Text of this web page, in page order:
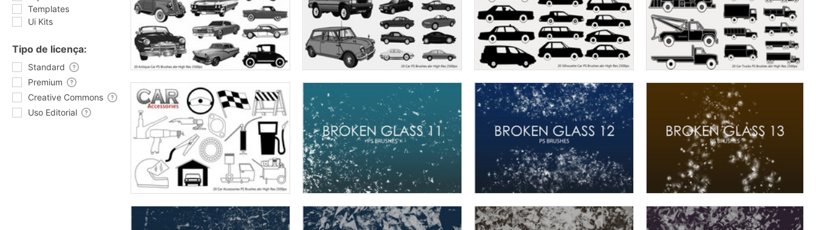
Templates
Ui Kits
Tipo de licença:
Standard
Premium
Creative Commons
Uso Editorial